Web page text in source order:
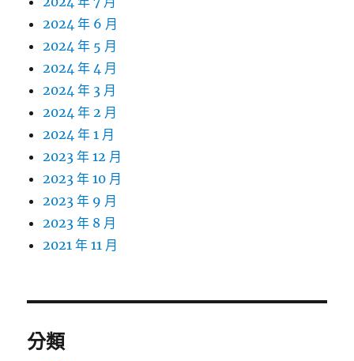
2024 年 6 月
2024 年 5 月
2024 年 4 月
2024 年 3 月
2024 年 2 月
2024 年 1 月
2023 年 12 月
2023 年 10 月
2023 年 9 月
2023 年 8 月
2021 年 11 月
分類